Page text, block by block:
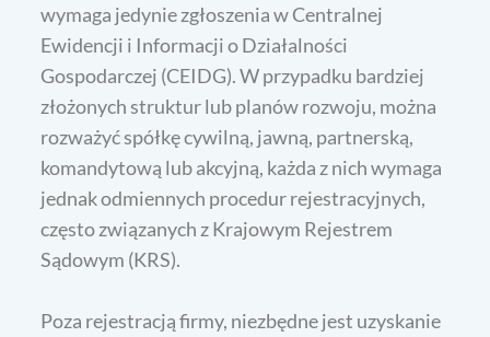
wymaga jedynie zgłoszenia w Centralnej
Ewidencji i Informacji o Działalności
Gospodarczej (CEIDG). W przypadku bardziej
złożonych struktur lub planów rozwoju, można
rozważyć spółkę cywilną, jawną, partnerską,
komandytową lub akcyjną, każda z nich wymaga
jednak odmiennych procedur rejestracyjnych,
często związanych z Krajowym Rejestrem
Sądowym (KRS).
Poza rejestracją firmy, niezbędne jest uzyskanie